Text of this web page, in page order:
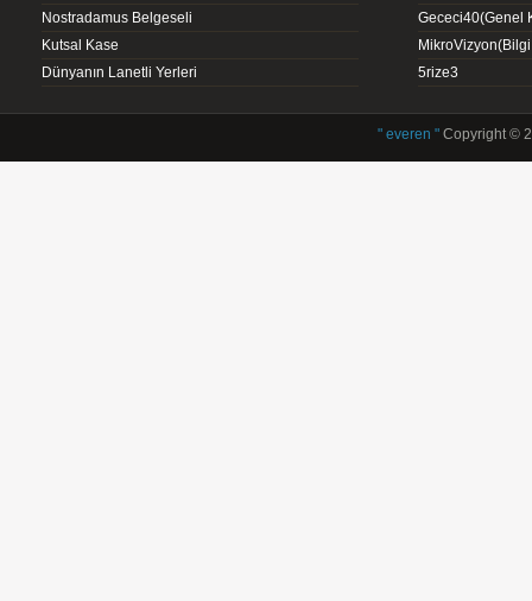
Nostradamus Belgeseli
Kutsal Kase
Dünyanın Lanetli Yerleri
Gececi40(Genel
5rize3
" everen "Copyright ©